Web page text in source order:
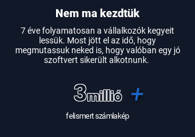
Nem ma kezdtük
7 éve folyamatosan a vállalkozók kegyeit
lessük. Most jött el az idő, hogy
megmutassuk neked is, hogy valóban egy jó
szoftvert sikerült alkotnunk.
3millió +
felismert számlakép